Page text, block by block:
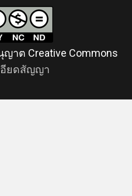
าต Creative Commons
อียดสัญญา